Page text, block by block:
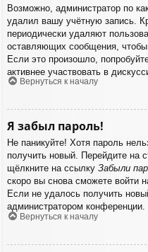
Возможно, администратор по
удалил вашу учётную запись.
периодически удаляют
оставляющих сообщения,
Если это произошло,
активнее участвовать в
Вернуться к началу
Я забыл пароль!
Не паникуйте! Хотя пароль
получить новый. Перейдите на
щёлкните на ссылку Забыли
скоро вы снова сможете войти
Если не удалось получить
администратором конференции.
Вернуться к началу